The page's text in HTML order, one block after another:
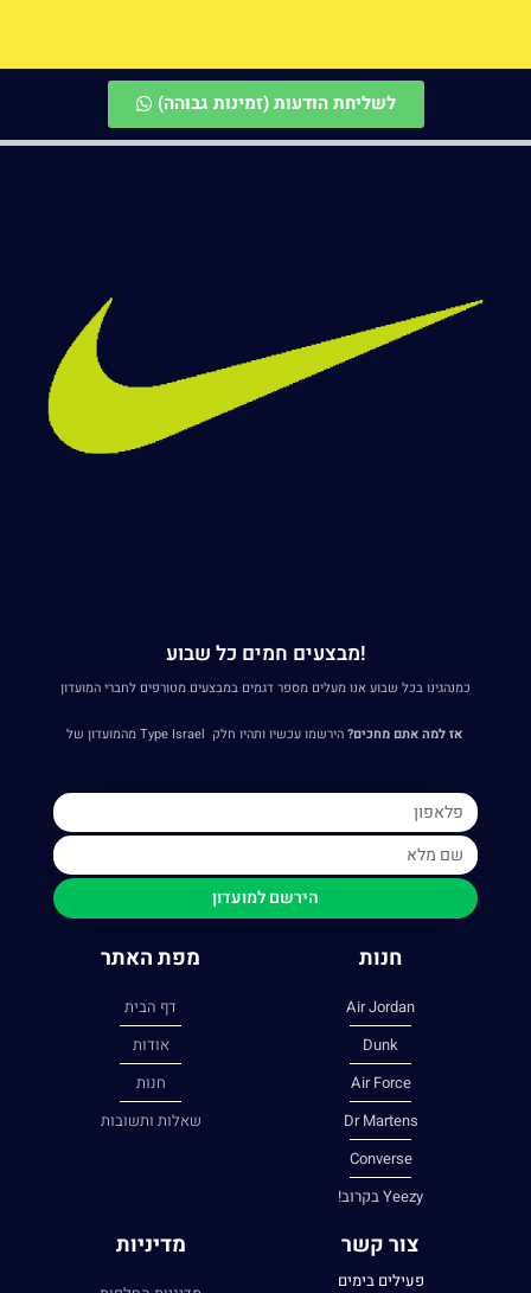
לשליחת הודעות (זמינות גבוהה)
!מבצעים חמים כל שבוע
כמנהגינו בכל שבוע אנו מעלים מספר דגמים במבצעים מטורפים לחברי המועדון
אז למה אתם מחכים?הירשמו עכשיו ותהיו חלק Type Israel מהמועדון של
הירשם למועדון
חנות
Air Jordan
Dunk
Air Force
Dr Martens
Converse
Yeezy בקרוב!
מפת האתר
דף הבית
אודות
חנות
שאלות ותשובות
צור קשר
פעילים בימים
מדיניות